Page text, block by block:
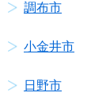
調布市
小金井市
日野市